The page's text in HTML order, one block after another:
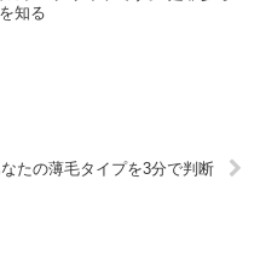
知る
たの薄毛タイプを3分で判断